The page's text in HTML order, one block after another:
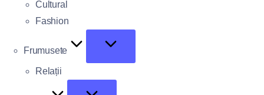
Cultural
Fashion
Frumusete
Relații